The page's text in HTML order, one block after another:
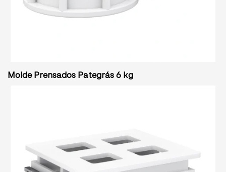
Molde Prensados Pategrás 6 kg